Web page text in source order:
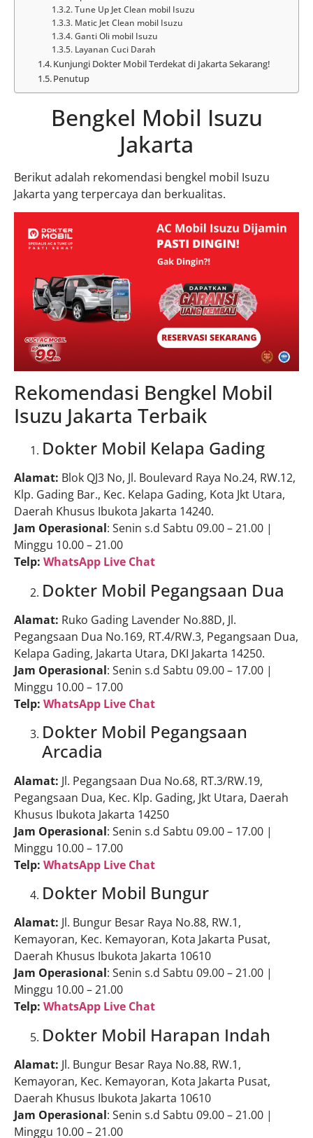
Tune Up Jet Clean mobil Isuzu
Matic Jet Clean mobil Isuzu
Ganti Oli mobil Isuzu
Layanan Cuci Darah
Kunjungi Dokter Mobil Terdekat di Jakarta Sekarang!
Penutup
Bengkel Mobil Isuzu
Jakarta
Berikut adalah rekomendasi bengkel mobil Isuzu
Jakarta yang terpercaya dan berkualitas.
Rekomendasi Bengkel Mobil
Isuzu Jakarta Terbaik
Dokter Mobil Kelapa Gading
Alamat: Blok QJ3 No, Jl. Boulevard Raya No.24, RW.12,
Klp. Gading Bar., Kec. Kelapa Gading, Kota Jkt Utara,
Daerah Khusus Ibukota Jakarta 14240.
Jam Operasional: Senin s.d Sabtu 09.00 – 21.00 |
Minggu 10.00 – 21.00
Telp: WhatsApp Live Chat
Dokter Mobil Pegangsaan Dua
Alamat: Ruko Gading Lavender No.88D, Jl.
Pegangsaan Dua No.169, RT.4/RW.3, Pegangsaan Dua,
Kelapa Gading, Jakarta Utara, DKI Jakarta 14250.
Jam Operasional: Senin s.d Sabtu 09.00 – 17.00 |
Minggu 10.00 – 17.00
Telp: WhatsApp Live Chat
Dokter Mobil Pegangsaan
Arcadia
Alamat: Jl. Pegangsaan Dua No.68, RT.3/RW.19,
Pegangsaan Dua, Kec. Klp. Gading, Jkt Utara, Daerah
Khusus Ibukota Jakarta 14250
Jam Operasional: Senin s.d Sabtu 09.00 – 17.00 |
Minggu 10.00 – 17.00
Telp: WhatsApp Live Chat
Dokter Mobil Bungur
Alamat: Jl. Bungur Besar Raya No.88, RW.1,
Kemayoran, Kec. Kemayoran, Kota Jakarta Pusat,
Daerah Khusus Ibukota Jakarta 10610
Jam Operasional: Senin s.d Sabtu 09.00 – 21.00 |
Minggu 10.00 – 21.00
Telp: WhatsApp Live Chat
Dokter Mobil Harapan Indah
Alamat: Jl. Bungur Besar Raya No.88, RW.1,
Kemayoran, Kec. Kemayoran, Kota Jakarta Pusat,
Daerah Khusus Ibukota Jakarta 10610
Jam Operasional: Senin s.d Sabtu 09.00 – 21.00 |
Minggu 10.00 – 21.00